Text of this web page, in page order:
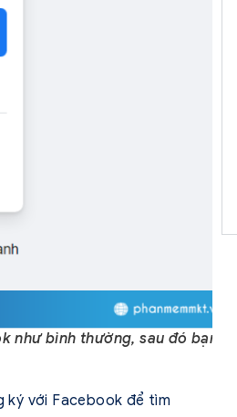
như bình thường, sau đó bạn
ký với Facebook để tìm